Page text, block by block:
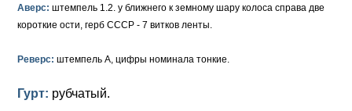
Памятные и донативные
Сибирские монеты
Серебро
Ливонезы
Анна Иоанновна (1730-1740)
Петр I (1682-1725)
Аверс: штемпель 1.2. у ближнего к земному шару колоса справа две
короткие ости, герб СССР - 7 витков ленты.
Реверс: штемпель А, цифры номинала тонкие.
Гурт: рубчатый.